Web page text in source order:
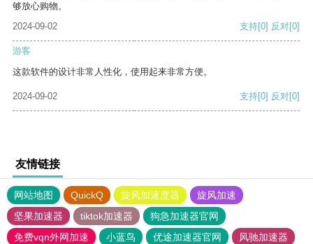
够放心购物。
2024-09-02
支持[0] 反对[0]
游客
这款软件的设计非常人性化，使用起来非常方便。
2024-09-02 支持[0] 反对[0]
友情链接
网站地图 QuickQ 旋风加速度器
旋风加速
坚果加速器
tiktok加速器
狗急加速器官网
免费vqn外网加速
小蓝鸟 优途加速器官网
风驰加速器